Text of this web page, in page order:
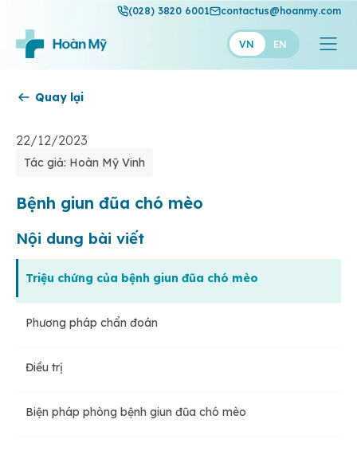
(028) 3820 6001 contactus@hoanmy.com
VN EN
Thuận Mỹ
Quay lại
22/12/2023
Tác giả: Hoàn Mỹ Vinh
Bệnh giun đũa chó mèo
Nội dung bài viết
Triệu chứng của bệnh giun đũa chó mèo
Phương pháp chẩn đoán
Điều trị
Biện pháp phòng bệnh giun đũa chó mèo